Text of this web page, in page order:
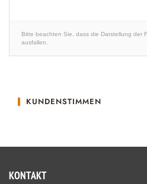
Bitte beachten Sie, dass die Darstellung der
ausfallen.
KUNDENSTIMMEN
KONTAKT